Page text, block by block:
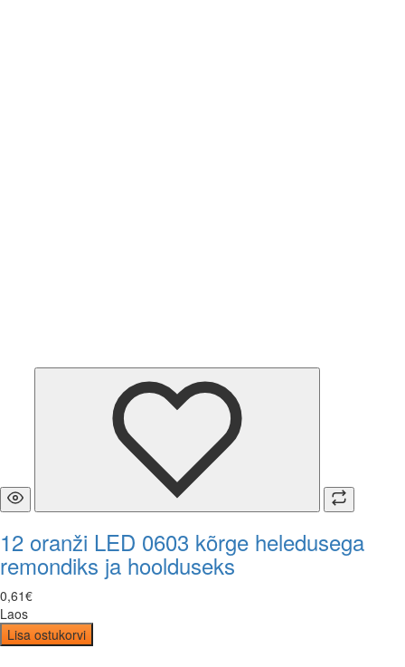
12 oranži LED 0603 kõrge heledusega
remondiks ja hoolduseks
0,61€
Laos
Lisa ostukorvi